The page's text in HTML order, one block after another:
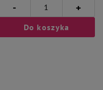
- +
Do koszyka